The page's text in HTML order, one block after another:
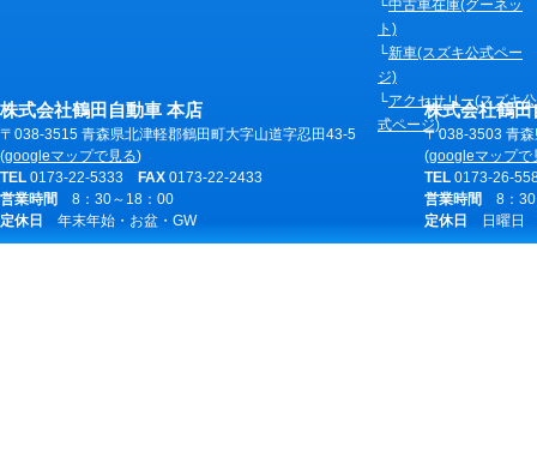
通
情
報
中古車在庫(グーネッ
ト)
新車(スズキ公式ペー
ジ)
アクセサリー(スズキ公
式ページ)
株式会社鶴田自動車 本店
〒038-3515 青森県北津軽郡鶴田町大字山道字忍田43-5
(googleマップで見る)
TEL 0173-22-5333 FAX 0173-22-2433
営業時間 8：30～18：00
定休日
年末年始・お盆・GW
株式会社鶴
〒038-3503 青
(googleマップで
TEL 0173-26-
営業時間 8：30
定休日
日曜日